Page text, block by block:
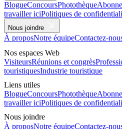
BlogueConcoursPhotothèque
travailler iciPolitiques de
Nous joindre
À proposNotre équipeContactez-
Nos espaces Web
VisiteursRéunions et congrès
touristiquesIndustrie touristique
Liens utiles
BlogueConcoursPhotothèque
travailler iciPolitiques de
Nous joindre
À proposNotre équipeContactez-